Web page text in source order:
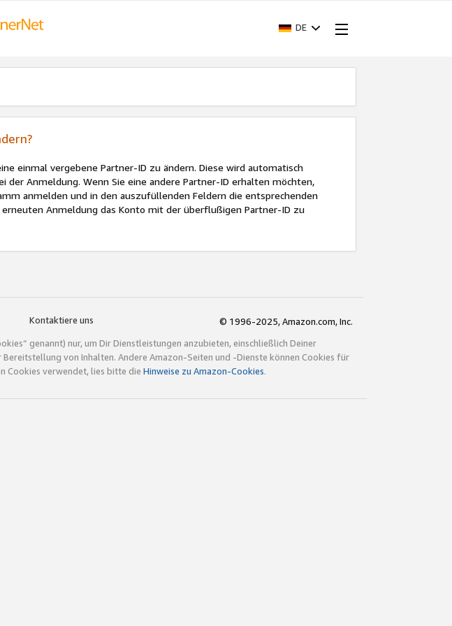
DE
einmal vergebene Partner-ID zu ändern. Diese wird automatisch
der Anmeldung. Wenn Sie eine andere Partner-ID erhalten möchten,
anmelden und in den auszufüllenden Feldern die entsprechenden
erneuten Anmeldung das Konto mit der überflußigen Partner-ID zu
Kontaktiere uns
© 1996-2025, Amazon.com, Inc.
genannt) nur, um Dir Dienstleistungen anzubieten, einschließlich Deiner
von Inhalten. Andere Amazon-Seiten und -Dienste können Cookies für
Cookies verwendet, lies bitte die Hinweise zu Amazon-Cookies.